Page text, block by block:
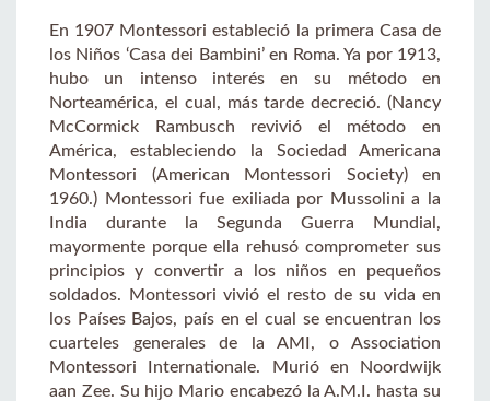
En 1907 Montessori estableció la primera Casa de
los Niños ‘Casa dei Bambini’ en Roma. Ya por 1913,
hubo un intenso interés en su método en
Norteamérica, el cual, más tarde decreció. (Nancy
McCormick Rambusch revivió el método en
América, estableciendo la Sociedad Americana
Montessori (American Montessori Society) en
1960.) Montessori fue exiliada por Mussolini a la
India durante la Segunda Guerra Mundial,
mayormente porque ella rehusó comprometer sus
principios y convertir a los niños en pequeños
soldados. Montessori vivió el resto de su vida en
los Países Bajos, país en el cual se encuentran los
cuarteles generales de la AMI, o Association
Montessori Internationale. Murió en Noordwijk
aan Zee. Su hijo Mario encabezó la A.M.I. hasta su